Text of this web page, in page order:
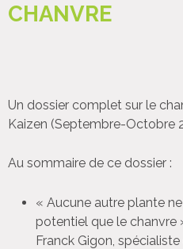
CHANVRE
Un dossier complet sur le
Kaizen (Septembre-Octobre
Au sommaire de ce dossier :
« Aucune autre plante
potentiel que le chanvre
Franck Gigon,